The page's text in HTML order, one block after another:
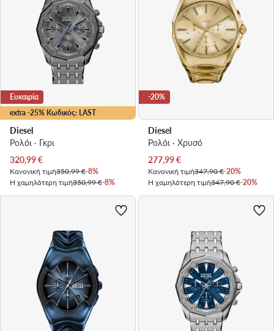
extra -25% Κωδικός: LAST
Ευκαιρία
Diesel
Ρολόι · Γκρι
Τρέχουσα τιμή
320,99€
Κανονική τιμή350,99 €-8%
Η χαμηλότερη τιμή350,99 €-8%
-20%
Diesel
Ρολόι · Χρυσό
Τρέχουσα τιμή
277,99€
Κανονική τιμή347,90 €-20%
Η χαμηλότερη τιμή347,90 €-20%